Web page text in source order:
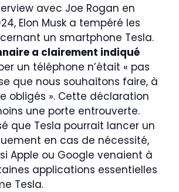
avec Joe Rogan en
Elon Musk a tempéré les
un smartphone Tesla.
a clairement indiqué
un téléphone n’était « pas
que nous souhaitons faire, à
obligés ». Cette déclaration
une porte entrouverte.
que Tesla pourrait lancer un
en cas de nécessité,
Apple ou Google venaient à
applications essentielles
Tesla.